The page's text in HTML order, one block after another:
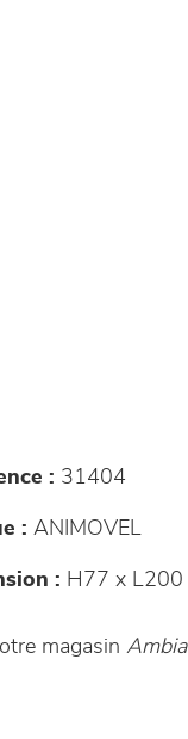
: 31404
: ANIMOVEL
: H77 x L200
magasin